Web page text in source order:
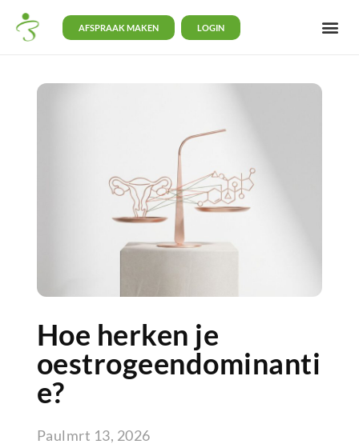
AFSPRAAK MAKEN LOGIN
Hoe herken je
oestrogeendominanti
e?
Paulmrt 13, 2026